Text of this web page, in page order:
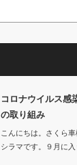
コロナウイルス感
の取り組み
こんにちは。さくら
シラマです。９月に